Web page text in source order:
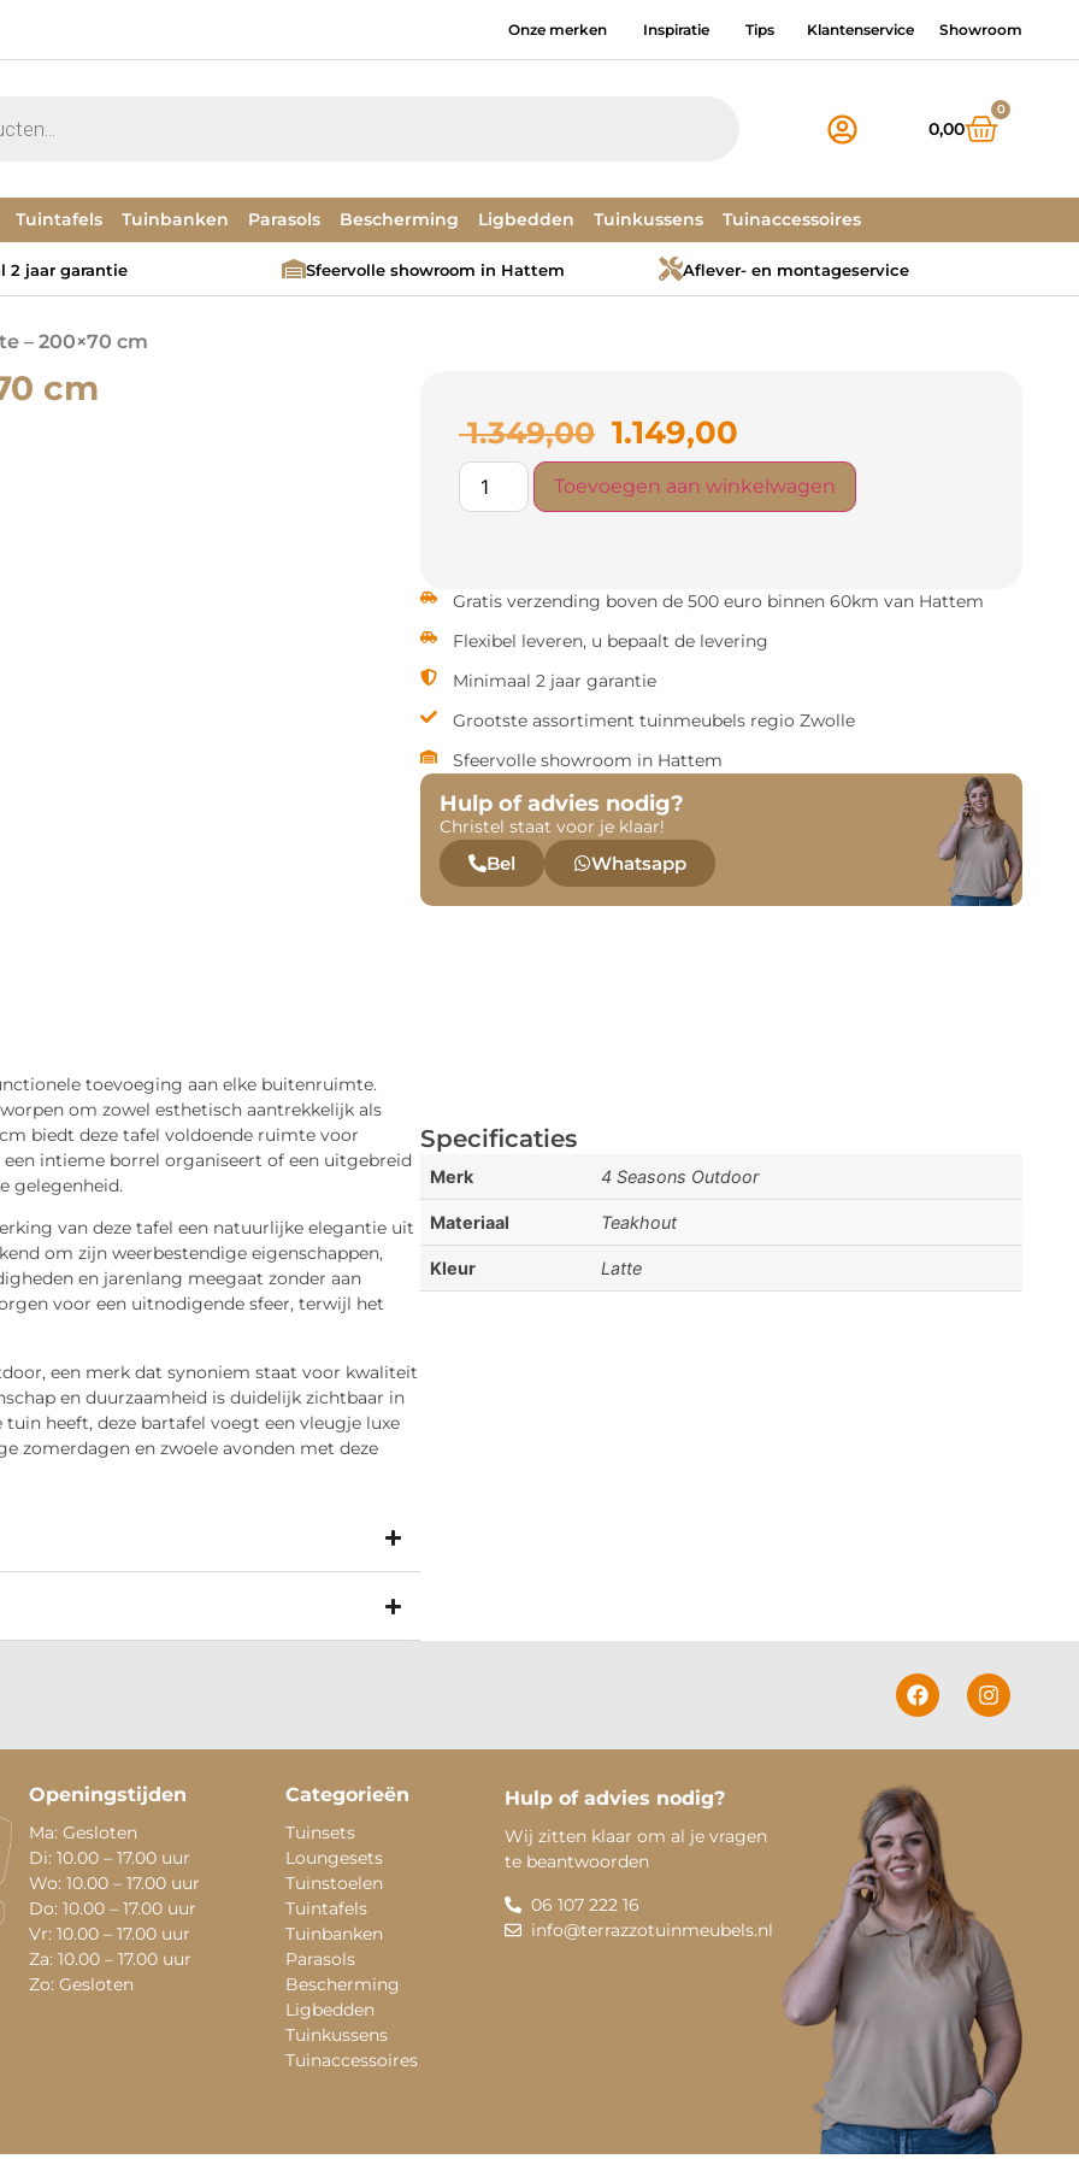
Onze merken Inspiratie Tips Klantenservice Showroom
0,00
0
Tuintafels Tuinbanken Parasols Bescherming Ligbedden Tuinkussens Tuinaccessoires
2 jaar garantie Sfeervolle showroom in Hattem Aflever- en montageservice
– 200×70 cm
cm
1.349,00 1.149,00
Toevoegen aan winkelwagen
Gratis verzending boven de 500 euro binnen 60km van Hattem
Flexibel leveren, u bepaalt de levering
Minimaal 2 jaar garantie
Grootste assortiment tuinmeubels regio Zwolle
Sfeervolle showroom in Hattem
Hulp of advies nodig?
Christel staat voor je klaar!
Bel Whatsapp
toevoeging aan elke buitenruimte.
om zowel esthetisch aantrekkelijk als
biedt deze tafel voldoende ruimte voor
intieme borrel organiseert of een uitgebreid
gelegenheid.
van deze tafel een natuurlijke elegantie uit
om zijn weerbestendige eigenschappen,
en jarenlang meegaat zonder aan
voor een uitnodigende sfeer, terwijl het
een merk dat synoniem staat voor kwaliteit
en duurzaamheid is duidelijk zichtbaar in
heeft, deze bartafel voegt een vleugje luxe
zomerdagen en zwoele avonden met deze
Specificaties
Merk 4 Seasons Outdoor
Materiaal Teakhout
Kleur Latte
Openingstijden
Ma: Gesloten
Di: 10.00 – 17.00 uur
Wo: 10.00 – 17.00 uur
Do: 10.00 – 17.00 uur
Vr: 10.00 – 17.00 uur
Za: 10.00 – 17.00 uur
Zo: Gesloten
Categorieën
Tuinsets
Loungesets
Tuinstoelen
Tuintafels
Tuinbanken
Parasols
Bescherming
Ligbedden
Tuinkussens
Tuinaccessoires
Hulp of advies nodig?
Wij zitten klaar om al je vragen
te beantwoorden
06 107 222 16
info@terrazzotuinmeubels.nl